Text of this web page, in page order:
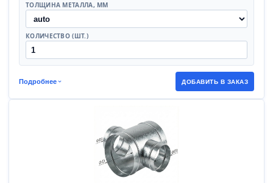
ТОЛЩИНА МЕТАЛЛА, ММ
КОЛИЧЕСТВО (ШТ.)
Подробнее ДОБАВИТЬ В ЗАКАЗ